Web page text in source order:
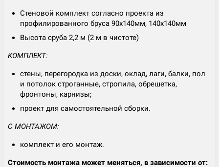
Стеновой комплект согласно проекта из
профилированного бруса 90х140мм, 140х140мм
Высота сруба 2,2 м (2 м в чистоте)
КОМПЛЕКТ:
стены, перегородка из доски, оклад, лаги, балки, пол
и потолок строганные, стропила, обрешетка,
фронтоны, карнизы;
проект для самостоятельной сборки.
С МОНТАЖОМ:
комплект и его монтаж.
Стоимость монтажа может меняться, в зависимости от: